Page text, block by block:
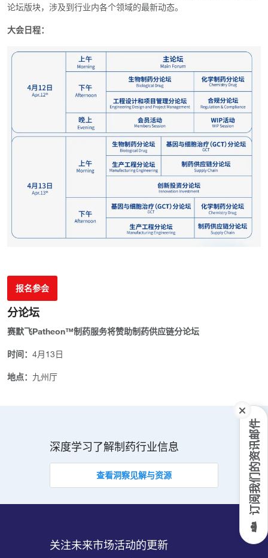
订阅我们的资讯邮件
论坛版块，涉及到行业内各个领域的最新动态。
大会日程：
报名参会
分论坛
赛默飞Patheon™制药服务将赞助制药供应链分论坛
时间： 4月13日
地点： 九州厅
深度学习了解制药行业信息
查看洞察见解与资源
关注未来市场活动的更新